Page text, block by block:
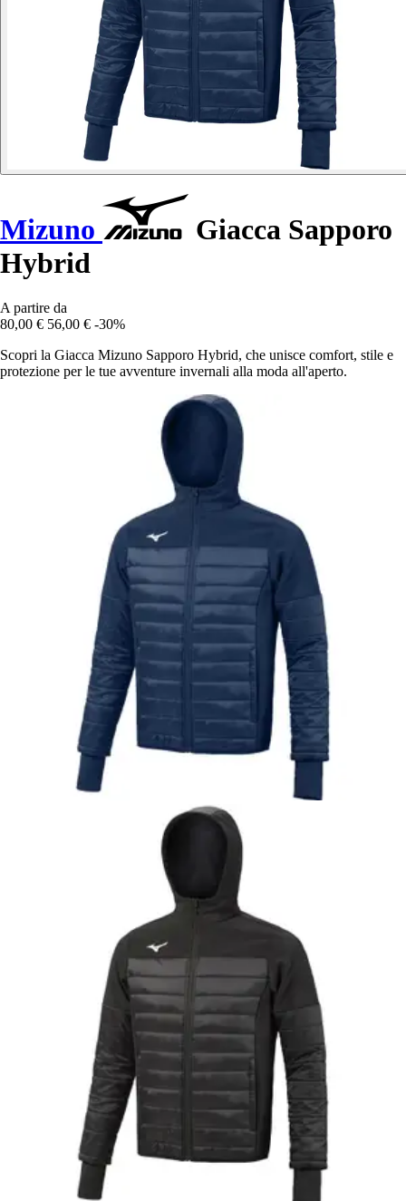
Mizuno
Giacca Sapporo
Hybrid
A partire da
80,00 € 56,00 € -30%
Scopri la Giacca Mizuno Sapporo Hybrid, che unisce comfort, stile e
protezione per le tue avventure invernali alla moda all'aperto.